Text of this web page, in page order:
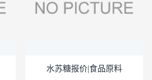
水苏糖报价|食品原料